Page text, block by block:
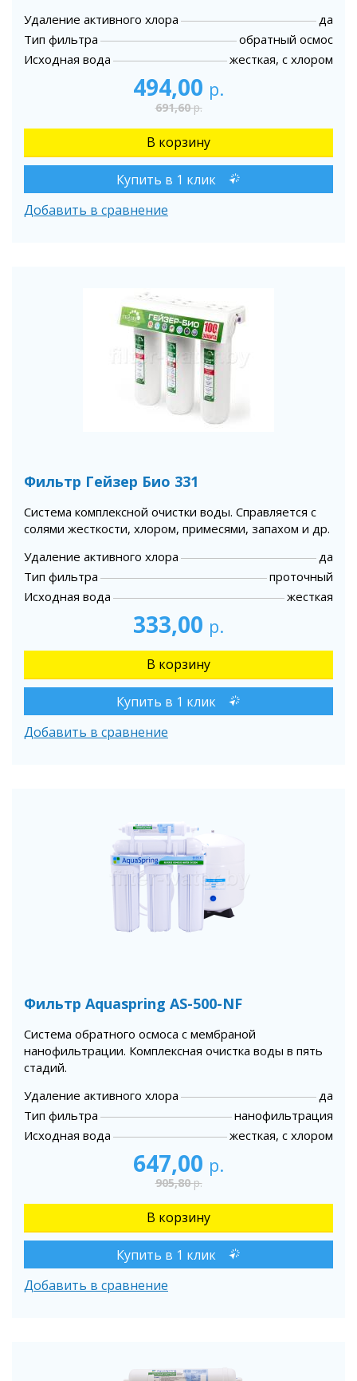
Удаление активного хлора
да
Тип фильтра
обратный осмос
Исходная вода
жесткая, с хлором
494,00 р.
691,60р.
Купить в 1 клик
Добавить в сравнение
Фильтр Гейзер Био 331
Система комплексной очистки воды. Справляется с
солями жесткости, хлором, примесями, запахом и др.
Удаление активного хлора
да
Тип фильтра
проточный
Исходная вода
жесткая
333,00 р.
Купить в 1 клик
Добавить в сравнение
Фильтр Aquaspring AS-500-NF
Система обратного осмоса с мембраной
нанофильтрации. Комплексная очистка воды в пять
стадий.
Удаление активного хлора
да
Тип фильтра
нанофильтрация
Исходная вода
жесткая, с хлором
647,00 р.
905,80р.
Купить в 1 клик
Добавить в сравнение